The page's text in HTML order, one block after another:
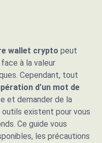
wallet crypto peut
à la valeur
Cependant, tout
d’un mot de
et demander de la
existent pour vous
Ce guide vous
les précautions